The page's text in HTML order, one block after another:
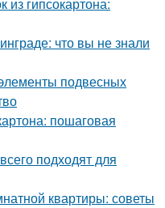
из гипсокартона:
что вы не знали
подвесных
пошаговая
подходят для
квартиры: советы